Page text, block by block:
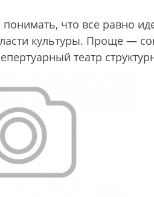
понимать, что все равно
культуры. Проще —
театр